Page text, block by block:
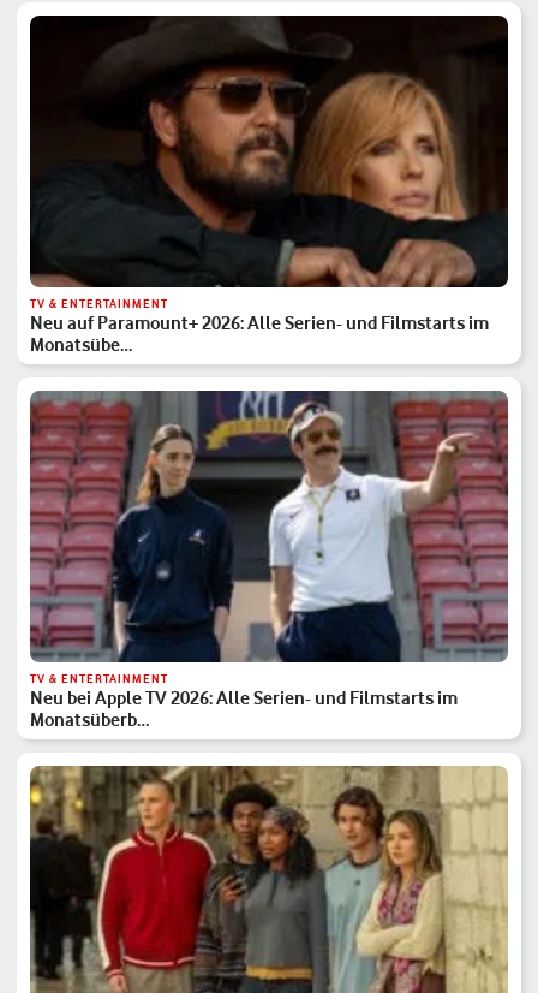
TV & ENTERTAINMENT
Neu auf Paramount+ 2026: Alle Serien- und Filmstarts im
Monatsübe…
TV & ENTERTAINMENT
Neu bei Apple TV 2026: Alle Serien- und Filmstarts im
Monatsüberb…